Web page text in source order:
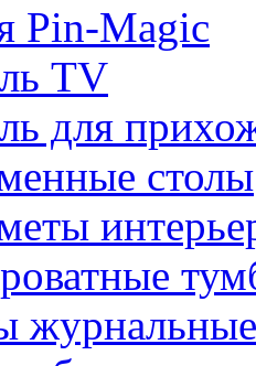
Pin-Magic
TV
для
столы
журнальные